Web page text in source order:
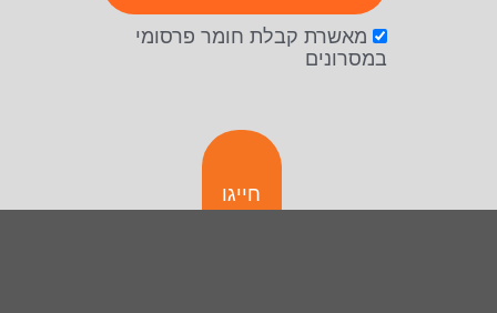
מאשרת קבלת חומר פרסומי
במסרונים
חייגו